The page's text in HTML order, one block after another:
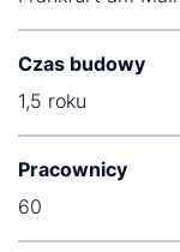
Czas budowy
1,5 roku
Pracownicy
60